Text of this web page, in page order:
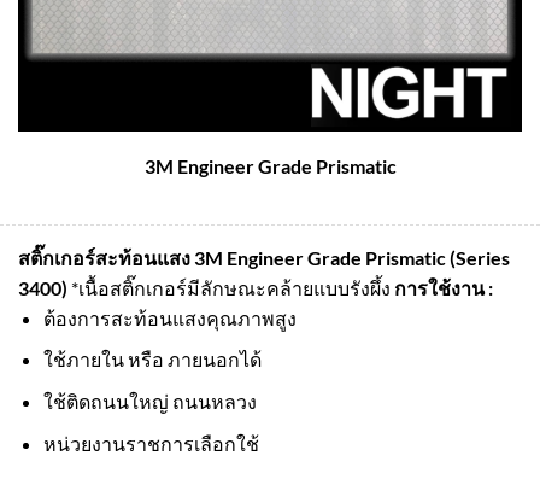
3M Engineer Grade Prismatic
สติ๊กเกอร์สะท้อนแสง 3M Engineer Grade Prismatic (Series
3400) *เนื้อสติ๊กเกอร์มีลักษณะคล้ายแบบรังผึ้ง การใช้งาน :
ต้องการสะท้อนแสงคุณภาพสูง
ใช้ภายใน หรือ ภายนอกได้
ใช้ติดถนนใหญ่ ถนนหลวง
หน่วยงานราชการเลือกใช้